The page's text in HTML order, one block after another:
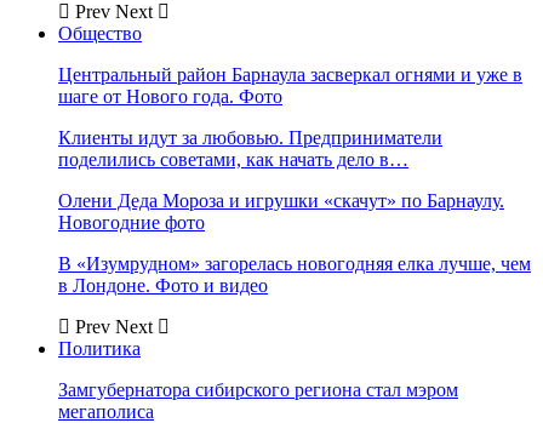
Prev Next
Общество
Центральный район Барнаула засверкал огнями и уже в
шаге от Нового года. Фото
Клиенты идут за любовью. Предприниматели
поделились советами, как начать дело в…
Олени Деда Мороза и игрушки «скачут» по Барнаулу.
Новогодние фото
В «Изумрудном» загорелась новогодняя елка лучше, чем
в Лондоне. Фото и видео
Prev Next
Политика
Замгубернатора сибирского региона стал мэром
мегаполиса